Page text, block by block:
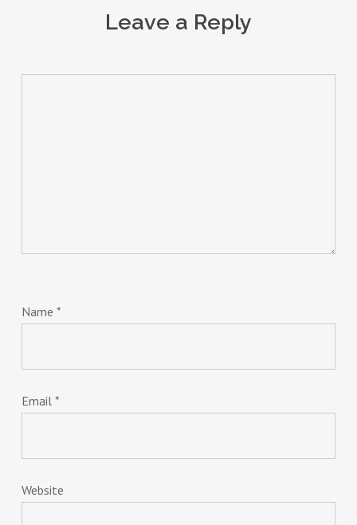
Leave a Reply
Name *
Email *
Website